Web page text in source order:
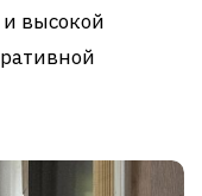
высокой